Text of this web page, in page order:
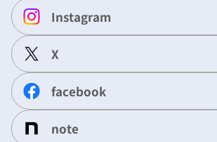
Instagram
X
facebook
note